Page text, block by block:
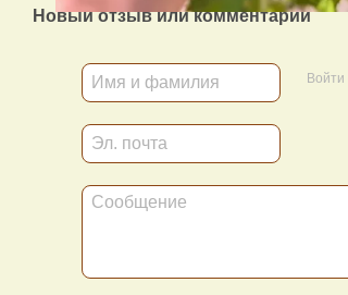
Новый отзыв или комментарий